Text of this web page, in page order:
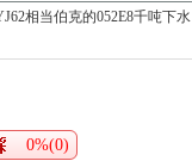
相当伯克的052E8千吨下水
0%(0)